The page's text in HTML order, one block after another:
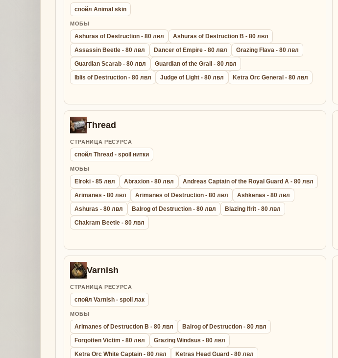
спойл Animal skin
МОБЫ
Ashuras of Destruction - 80 лвл
Ashuras of Destruction B - 80 лвл
Assassin Beetle - 80 лвл
Dancer of Empire - 80 лвл
Grazing Flava - 80 лвл
Guardian Scarab - 80 лвл
Guardian of the Grail - 80 лвл
Iblis of Destruction - 80 лвл
Judge of Light - 80 лвл Ketra Orc General - 80 лвл
Thread
СТРАНИЦА РЕСУРСА
спойл Thread - spoil нитки
МОБЫ
Elroki - 85 лвл Abraxion - 80 лвл
Andreas Captain of the Royal Guard A - 80 лвл
Arimanes - 80 лвл
Arimanes of Destruction - 80 лвл
Ashkenas - 80 лвл
Ashuras - 80 лвл
Balrog of Destruction - 80 лвл
Blazing Ifrit - 80 лвл
Chakram Beetle - 80 лвл
Varnish
СТРАНИЦА РЕСУРСА
спойл Varnish - spoil лак
МОБЫ
Arimanes of Destruction B - 80 лвл
Balrog of Destruction - 80 лвл
Forgotten Victim - 80 лвл
Grazing Windsus - 80 лвл
Ketra Orc White Captain - 80 лвл
Ketras Head Guard - 80 лвл